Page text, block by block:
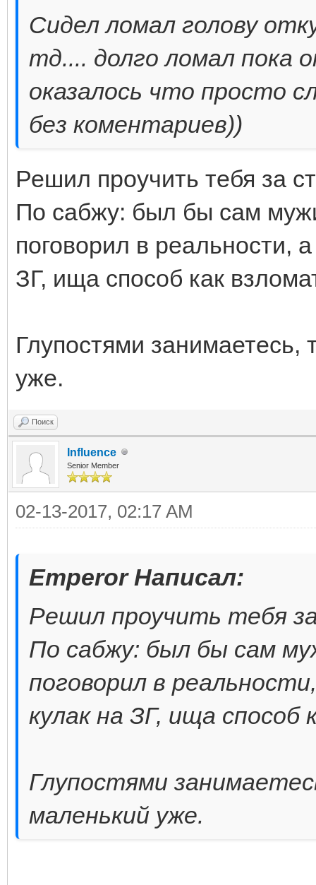
Сидел ломал голову
тд.... долго ломал пока
оказалось что просто
без коментариев))
Решил проучить тебя за
По сабжу: был бы сам
поговорил в реальности,
ЗГ, ища способ как
Глупостями
уже.
Поиск
Influence
Senior Member
02-13-2017, 02:17 AM
Emperor Написал:
Решил проучить тебя
По сабжу: был бы сам
поговорил в
кулак на ЗГ, ища способ
Глупостями
маленький уже.